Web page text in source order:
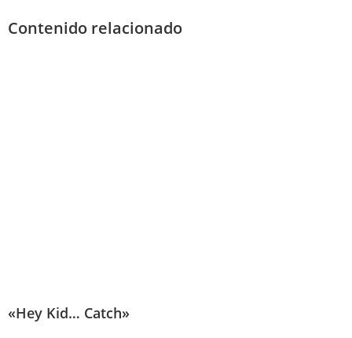
Contenido relacionado
«Hey Kid… Catch»